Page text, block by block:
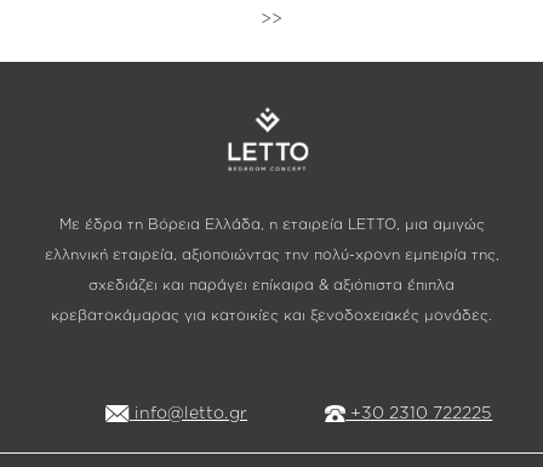
>>
Με έδρα τη Βόρεια Ελλάδα, η εταιρεία LETTO, μια αμιγώς
ελληνική εταιρεία, αξιοποιώντας την πολύ-χρονη εμπειρία της,
σχεδιάζει και παράγει επίκαιρα & αξιόπιστα έπιπλα
κρεβατοκάμαρας για κατοικίες και ξενοδοχειακές μονάδες.
info@letto.gr +30 2310 722225